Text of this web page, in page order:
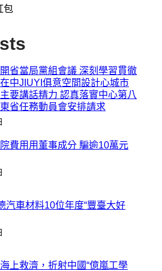
包
省當局黨組會議 深刻學習貫徹
中JIUYI俱意空間設計心城市
要講話精力 認真落實中心第八
省任務動員會安排請求
費用用董事成分 騙逾10萬元
汽車材料10位年度“豐臺大好
上救濟，折射中國“億嵐工學